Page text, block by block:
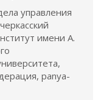
управления
имени А.
panya-